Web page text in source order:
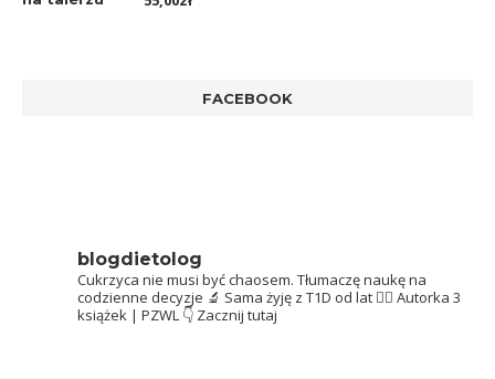
5.00na 5
FACEBOOK
blogdietolog
Cukrzyca nie musi być chaosem. Tłumaczę naukę na
codzienne decyzje 🔬 Sama żyję z T1D od lat 👩‍⚕️ Autorka 3
książek | PZWL 👇 Zacznij tutaj